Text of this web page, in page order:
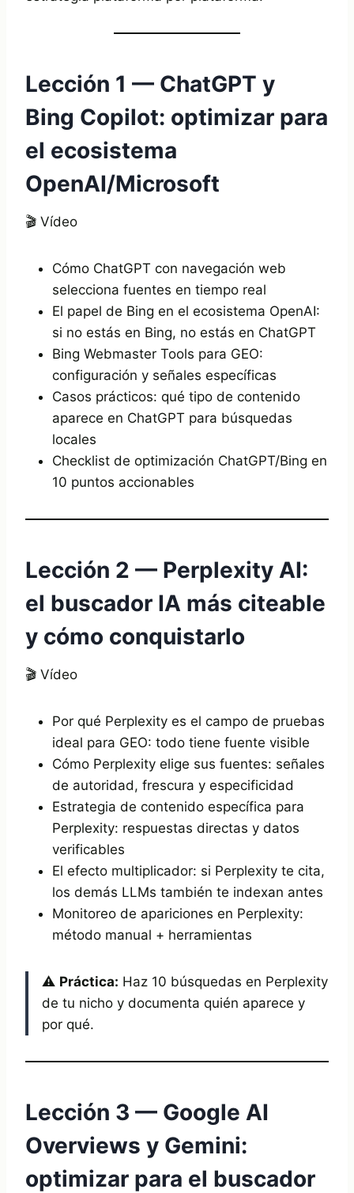
Lección 1 — ChatGPT y
Bing Copilot: optimizar para
el ecosistema
OpenAI/Microsoft
🎬 Vídeo
Cómo ChatGPT con navegación web
selecciona fuentes en tiempo real
El papel de Bing en el ecosistema OpenAI:
si no estás en Bing, no estás en ChatGPT
Bing Webmaster Tools para GEO:
configuración y señales específicas
Casos prácticos: qué tipo de contenido
aparece en ChatGPT para búsquedas
locales
Checklist de optimización ChatGPT/Bing en
10 puntos accionables
Lección 2 — Perplexity AI:
el buscador IA más citeable
y cómo conquistarlo
🎬 Vídeo
Por qué Perplexity es el campo de pruebas
ideal para GEO: todo tiene fuente visible
Cómo Perplexity elige sus fuentes: señales
de autoridad, frescura y especificidad
Estrategia de contenido específica para
Perplexity: respuestas directas y datos
verificables
El efecto multiplicador: si Perplexity te cita,
los demás LLMs también te indexan antes
Monitoreo de apariciones en Perplexity:
método manual + herramientas
⚠️ Práctica: Haz 10 búsquedas en Perplexity
de tu nicho y documenta quién aparece y
por qué.
Lección 3 — Google AI
Overviews y Gemini:
optimizar para el buscador